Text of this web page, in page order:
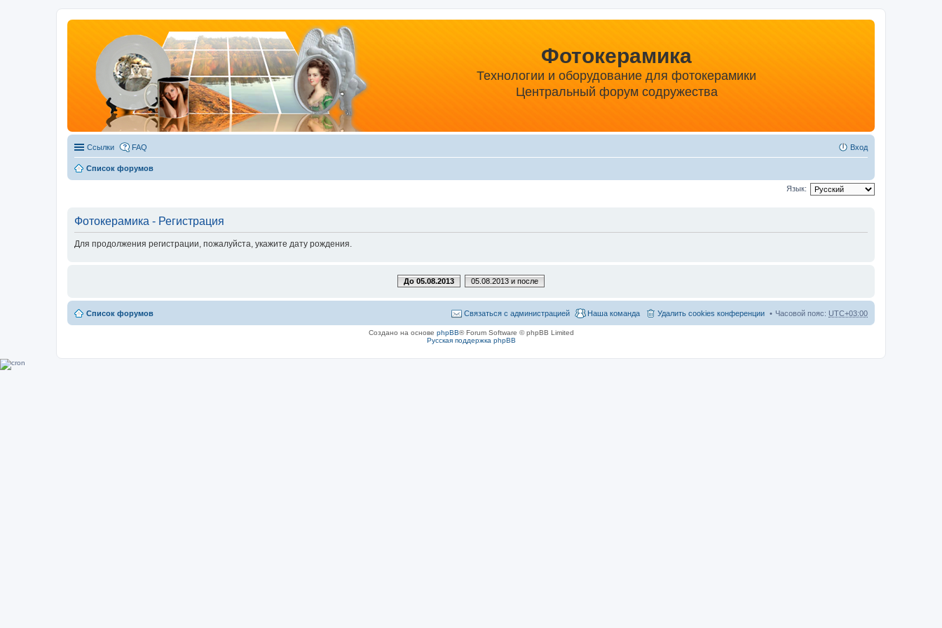
Фотокерамика
Технологии и оборудование для фотокерамики
Центральный форум содружества
Ссылки FAQ Вход
Список форумов
Язык:
Фотокерамика - Регистрация
Для продолжения регистрации, пожалуйста, укажите дату рождения.
До 05.08.2013 05.08.2013 и после
Список форумов Часовой пояс: UTC+03:00
Удалить cookies конференции
Наша команда
Связаться с администрацией
Создано на основе phpBB® Forum Software © phpBB Limited
Русская поддержка phpBB